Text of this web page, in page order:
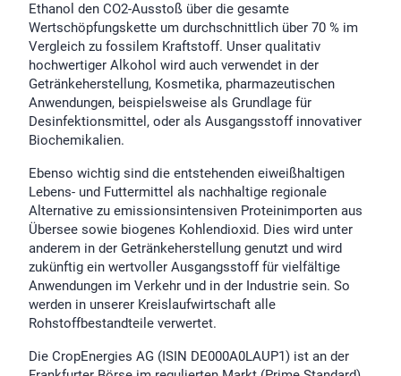
Ethanol den CO2-Ausstoß über die gesamte
Wertschöpfungskette um durchschnittlich über 70 % im
Vergleich zu fossilem Kraftstoff. Unser qualitativ
hochwertiger Alkohol wird auch verwendet in der
Getränkeherstellung, Kosmetika, pharmazeutischen
Anwendungen, beispielsweise als Grundlage für
Desinfektionsmittel, oder als Ausgangsstoff innovativer
Biochemikalien.
Ebenso wichtig sind die entstehenden eiweißhaltigen
Lebens- und Futtermittel als nachhaltige regionale
Alternative zu emissionsintensiven Proteinimporten aus
Übersee sowie biogenes Kohlendioxid. Dies wird unter
anderem in der Getränkeherstellung genutzt und wird
zukünftig ein wertvoller Ausgangsstoff für vielfältige
Anwendungen im Verkehr und in der Industrie sein. So
werden in unserer Kreislaufwirtschaft alle
Rohstoffbestandteile verwertet.
Die CropEnergies AG (ISIN DE000A0LAUP1) ist an der